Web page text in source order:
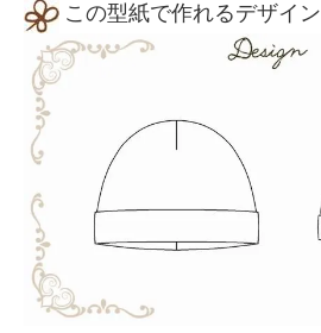
この型紙で作れるデザイン